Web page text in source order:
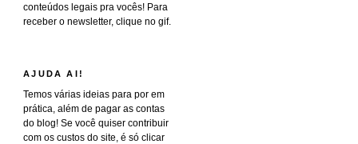
conteúdos legais pra vocês! Para
receber o newsletter, clique no gif.
AJUDA AI!
Temos várias ideias para por em
prática, além de pagar as contas
do blog! Se você quiser contribuir
com os custos do site, é só clicar